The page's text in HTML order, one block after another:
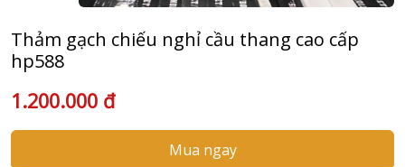
Thảm gạch chiếu nghỉ cầu thang cao cấp
hp588
1.200.000 đ
Mua ngay